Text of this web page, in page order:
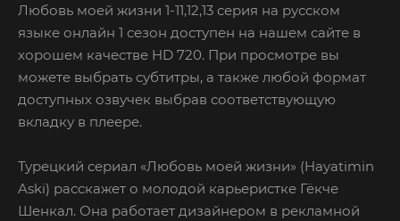
Любовь моей жизни 1-11,12,13 серия на русском
языке онлайн 1 сезон доступен на нашем сайте в
хорошем качестве HD 720. При просмотре вы
можете выбрать субтитры, а также любой формат
доступных озвучек выбрав соответствующую
вкладку в плеере.
Турецкий сериал «Любовь моей жизни» (Hayatimin
Aski) расскажет о молодой карьеристке Гёкче
Шенкал. Она работает дизайнером в рекламной